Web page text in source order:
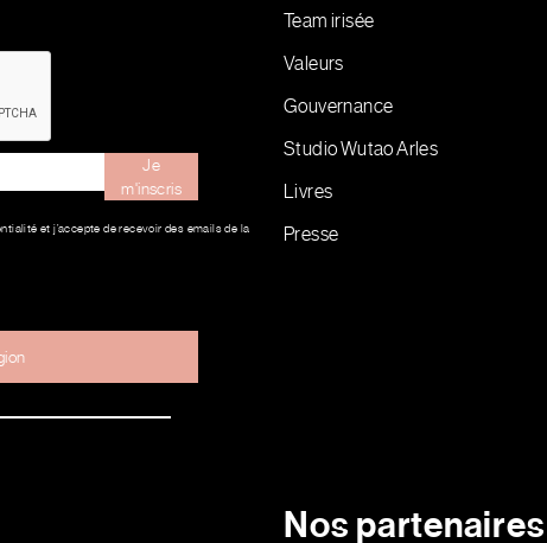
Je
m'inscris
et j’accepte de recevoir des emails de la
Team irisée
Valeurs
Gouvernance
Studio Wutao Arles
Livres
Presse
Nos partenaires